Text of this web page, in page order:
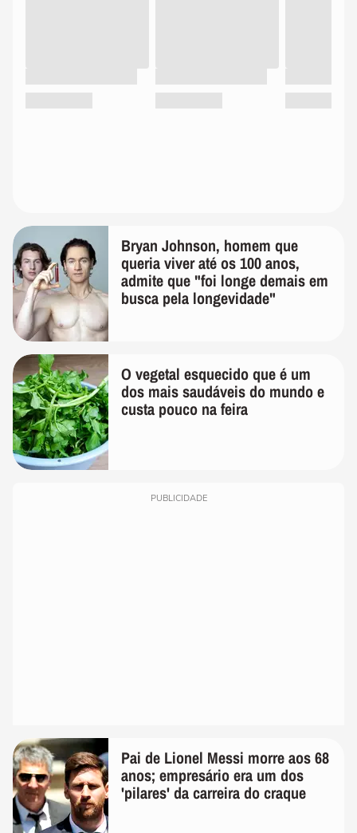
Bryan Johnson, homem que
queria viver até os 100 anos,
admite que "foi longe demais em
busca pela longevidade"
O vegetal esquecido que é um
dos mais saudáveis do mundo e
custa pouco na feira
PUBLICIDADE
Pai de Lionel Messi morre aos 68
anos; empresário era um dos
'pilares' da carreira do craque